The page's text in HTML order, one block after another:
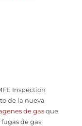
Inspection
de la nueva
de gasque
de gas